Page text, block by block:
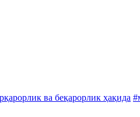
ва беқарорлик ҳақида